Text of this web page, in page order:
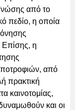
από το
πεδίο, η οποία
Επίσης, η
από
πρακτική
καινοτομίας,
και οι